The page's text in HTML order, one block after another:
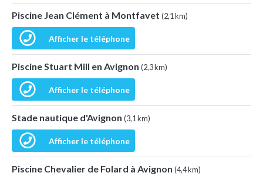
Piscine Jean Clément à Montfavet (2,1 km)
Afficher le téléphone
Piscine Stuart Mill en Avignon (2,3 km)
Afficher le téléphone
Stade nautique d'Avignon (3,1 km)
Afficher le téléphone
Piscine Chevalier de Folard à Avignon (4,4 km)